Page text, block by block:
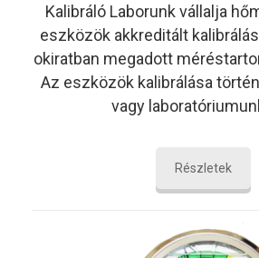
Kalibráló Laborunk vállalja
eszközök akkreditált
okiratban megadott
Az eszközök kalibrálása
vagy
Részletek